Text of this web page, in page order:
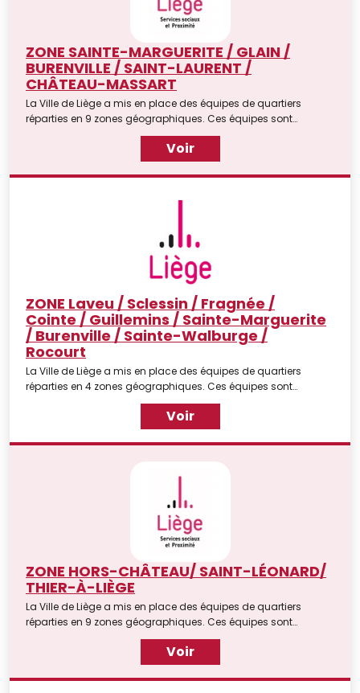
ZONE SAINTE-MARGUERITE / GLAIN /
BURENVILLE / SAINT-LAURENT /
CHÂTEAU-MASSART
La Ville de Liège a mis en place des équipes de quartiers
réparties en 9 zones géographiques. Ces équipes sont
constituées d'un(e) coordinateur(trice) et d'une équipe
Voir
ZONE Laveu / Sclessin / Fragnée /
Cointe / Guillemins / Sainte-Marguerite
/ Burenville / Sainte-Walburge /
Rocourt
La Ville de Liège a mis en place des équipes de quartiers
réparties en 4 zones géographiques. Ces équipes sont
constituées d'un(e) coordinateur(trice) et d'une équipe
Voir
ZONE HORS-CHÂTEAU/ SAINT-LÉONARD/
THIER-À-LIÈGE
La Ville de Liège a mis en place des équipes de quartiers
réparties en 9 zones géographiques. Ces équipes sont
constituées d'un(e) coordinateur(trice) et d'une équipe
Voir